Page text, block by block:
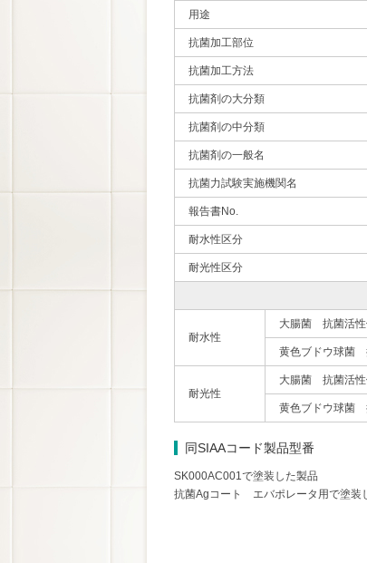
用途
抗菌加工部位
抗菌加工方法
抗菌剤の大分類
抗菌剤の中分類
抗菌剤の一般名
抗菌力試験実施機関名
報告書No.
耐水性区分
耐光性区分
耐水性
大腸菌 抗菌活
黄色ブドウ球菌
耐光性
大腸菌 抗菌活
黄色ブドウ球菌
同SIAAコード製品型番
SK000AC001で塗装した製品
抗菌Agコート エバポレータ用で塗装